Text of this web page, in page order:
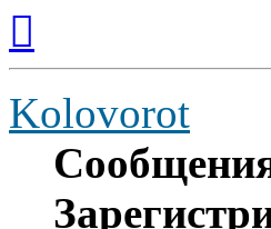
началу
Kolovorot